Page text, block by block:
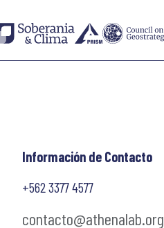
Información de Contacto
+562 3377 4577
contacto@athenalab.org